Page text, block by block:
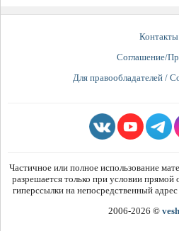
Контакты
Соглашение/
Для правообладателей /
Частичное или полное использование
разрешается только при условии
гиперссылки на непосредственный
2006-2026 ©